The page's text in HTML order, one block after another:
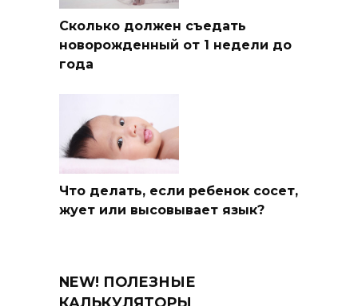
Сколько должен съедать
новорожденный от 1 недели до
года
Что делать, если ребенок сосет,
жует или высовывает язык?
NEW! ПОЛЕЗНЫЕ
КАЛЬКУЛЯТОРЫ